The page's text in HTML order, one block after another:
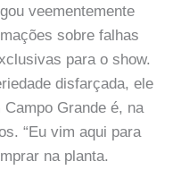
veementemente
sobre falhas
para o show.
disfarçada, ele
Grande é, na
“Eu vim aqui para
na planta.